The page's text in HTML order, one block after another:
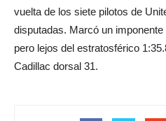
vuelta de los siete pilotos de
disputadas. Marcó un
pero lejos del estratosférico
Cadillac dorsal 31.